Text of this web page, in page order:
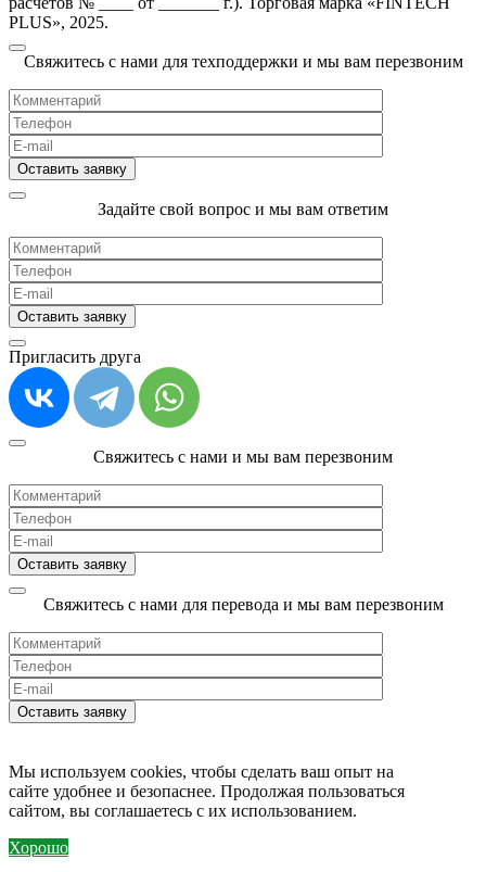
PLUS», 2025.
Свяжитесь с нами для техподдержки и мы вам перезвоним
Задайте свой вопрос и мы вам ответим
Пригласить друга
Свяжитесь с нами и мы вам перезвоним
Свяжитесь с нами для перевода и мы вам перезвоним
Мы используем cookies, чтобы сделать ваш опыт на
сайте удобнее и безопаснее. Продолжая пользоваться
сайтом, вы соглашаетесь с их использованием.
Хорошо